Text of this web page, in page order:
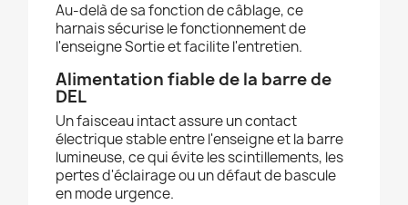
Au-delà de sa fonction de câblage, ce
harnais sécurise le fonctionnement de
l'enseigne Sortie et facilite l'entretien.
Alimentation fiable de la barre de
DEL
Un faisceau intact assure un contact
électrique stable entre l'enseigne et la barre
lumineuse, ce qui évite les scintillements, les
pertes d'éclairage ou un défaut de bascule
en mode urgence.